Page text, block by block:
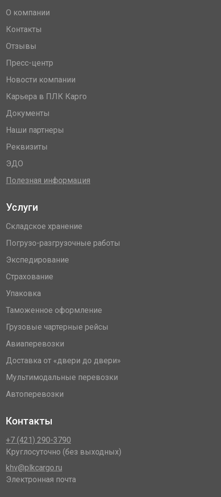
О компании
Контакты
Отзывы
Пресс-центр
Новости компании
Карьера в ПЛК Карго
Документы
Наши партнеры
Реквизиты
ЭДО
Полезная информация
Услуги
Складское хранение
Погрузо-разгрузочные работы
Экспедирование
Страхование
Упаковка
Таможенное оформление
Грузовые чартерные рейсы
Авиаперевозки
Доставка от «двери до двери»
Мультимодальные перевозки
Автоперевозки
Контакты
+7 (421) 290-3790
Круглосуточно (без выходных)
khv@plkcargo.ru
Электронная почта